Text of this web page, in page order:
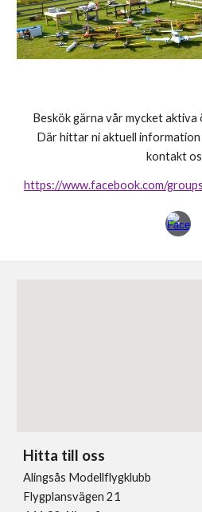
Beskök gärna vår mycket
Där hittar ni aktuell information
kontakt
https://www.facebook.com/
Hitta till oss
Alingsås Modellflygklubb
Flygplansvägen 21